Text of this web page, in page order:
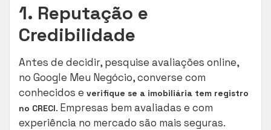
1. Reputação e
Credibilidade
Antes de decidir, pesquise avaliações online,
no Google Meu Negócio, converse com
conhecidos e verifique se a imobiliária tem registro
no CRECI. Empresas bem avaliadas e com
experiência no mercado são mais seguras.